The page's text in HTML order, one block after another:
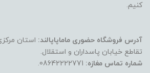
کنیم.
آدرس فروشگاه حضوری ماماپاپالند: استان
تقاطع خیابان پاسداران و استقلال.
شماره تماس مغازه: